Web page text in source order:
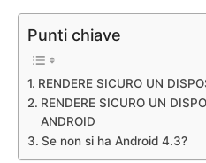
Punti chiave
RENDERE SICURO UN
RENDERE SICURO UN
ANDROID
Se non si ha Android 4.3?